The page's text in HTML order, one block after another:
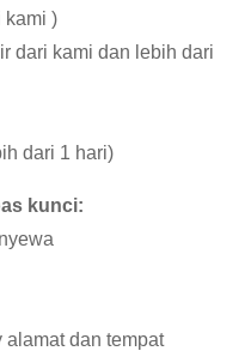
kami )
dari kami dan lebih dari
dari 1 hari)
kunci:
dan tempat